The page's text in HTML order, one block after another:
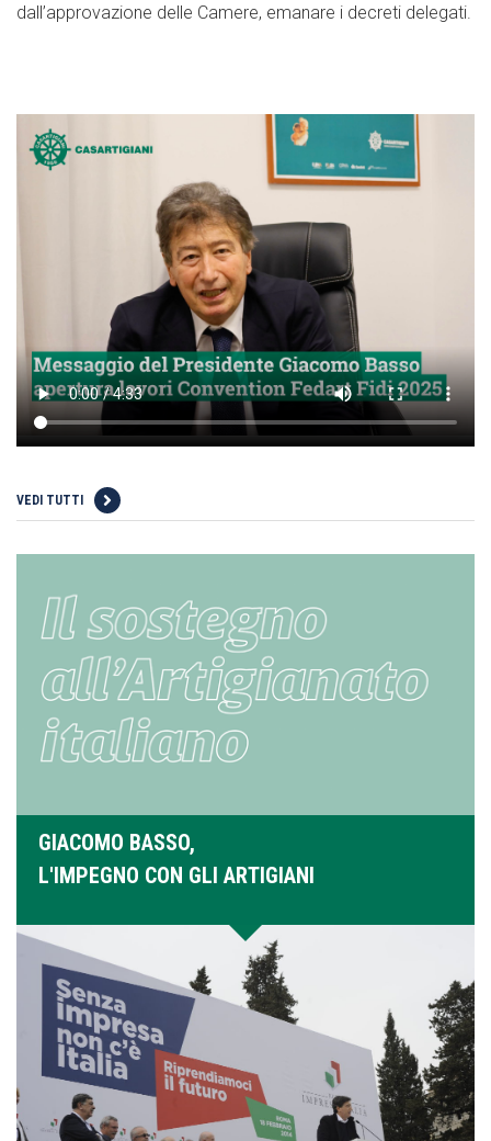
dall’approvazione delle Camere, emanare i decreti delegati.
VEDI TUTTI
GIACOMO BASSO,
L'IMPEGNO CON GLI ARTIGIANI